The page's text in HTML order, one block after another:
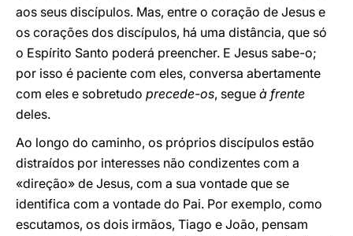
aos seus discípulos. Mas, entre o coração de Jesus e
os corações dos discípulos, há uma distância, que só
o Espírito Santo poderá preencher. E Jesus sabe-o;
por isso é paciente com eles, conversa abertamente
com eles e sobretudo precede-os, segue à frente
deles.
Ao longo do caminho, os próprios discípulos estão
distraídos por interesses não condizentes com a
«direção» de Jesus, com a sua vontade que se
identifica com a vontade do Pai. Por exemplo, como
escutamos, os dois irmãos, Tiago e João, pensam